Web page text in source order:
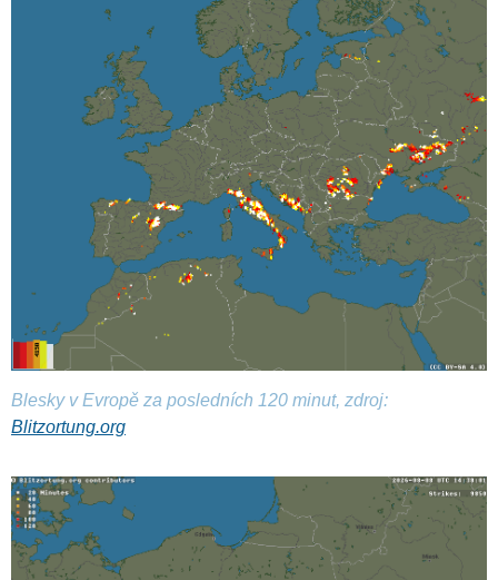
Blesky v Evropě za posledních 120 minut, zdroj:
Blitzortung.org